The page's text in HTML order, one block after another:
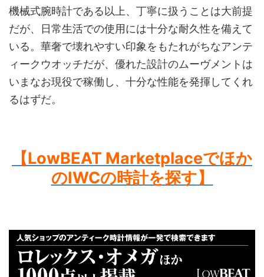
機械式腕時計である以上、丁寧に扱うことは大前提
だが、日常生活での使用には十分な耐久性を備えて
いる。華奢で壊れやすい印象をもたれがちなアンテ
ィークウオッチだが、優れた設計のムーヴメントは
いまなお現役で稼働し、十分な性能を発揮してくれ
るはずだ。
【LowBEAT Marketplaceでほか
のIWCの時計を探す】